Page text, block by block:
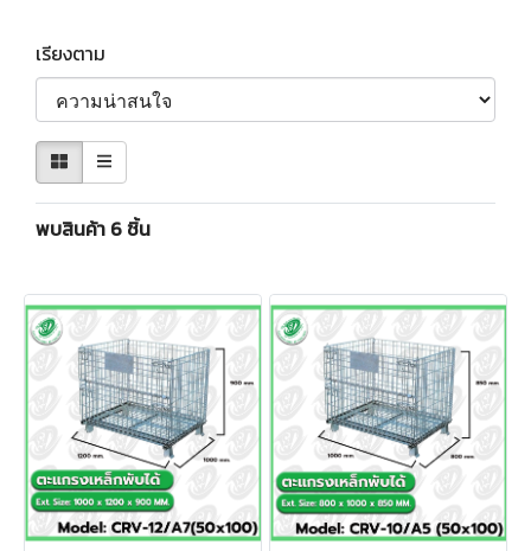
เรียงตาม
พบสินค้า 6 ชิ้น